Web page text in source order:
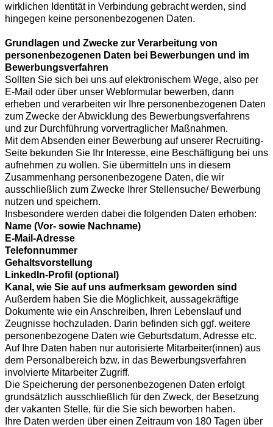
wirklichen Identität in Verbindung gebracht werden, sind
hingegen keine personenbezogenen Daten.
Grundlagen und Zwecke zur Verarbeitung von
personenbezogenen Daten bei Bewerbungen und im
Bewerbungsverfahren
Sollten Sie sich bei uns auf elektronischem Wege, also per
E-Mail oder über unser Webformular bewerben, dann
erheben und verarbeiten wir Ihre personenbezogenen Daten
zum Zwecke der Abwicklung des Bewerbungsverfahrens
und zur Durchführung vorvertraglicher Maßnahmen.
Mit dem Absenden einer Bewerbung auf unserer Recruiting-
Seite bekunden Sie Ihr Interesse, eine Beschäftigung bei uns
aufnehmen zu wollen. Sie übermitteln uns in diesem
Zusammenhang personenbezogene Daten, die wir
ausschließlich zum Zwecke Ihrer Stellensuche/ Bewerbung
nutzen und speichern.
Insbesondere werden dabei die folgenden Daten erhoben:
Name (Vor- sowie Nachname)
E-Mail-Adresse
Telefonnummer
Gehaltsvorstellung
LinkedIn-Profil (optional)
Kanal, wie Sie auf uns aufmerksam geworden sind
Außerdem haben Sie die Möglichkeit, aussagekräftige
Dokumente wie ein Anschreiben, Ihren Lebenslauf und
Zeugnisse hochzuladen. Darin befinden sich ggf. weitere
personenbezogene Daten wie Geburtsdatum, Adresse etc.
Auf Ihre Daten haben nur autorisierte Mitarbeiter(innen) aus
dem Personalbereich bzw. in das Bewerbungsverfahren
involvierte Mitarbeiter Zugriff.
Die Speicherung der personenbezogenen Daten erfolgt
grundsätzlich ausschließlich für den Zweck, der Besetzung
der vakanten Stelle, für die Sie sich beworben haben.
Ihre Daten werden über einen Zeitraum von 180 Tagen über